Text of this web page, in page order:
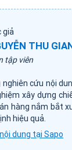
giả
THU
tập viên
cứu nội
xây dựng
hàng nắm bắt
hiệu quả.
dung tại Sapo